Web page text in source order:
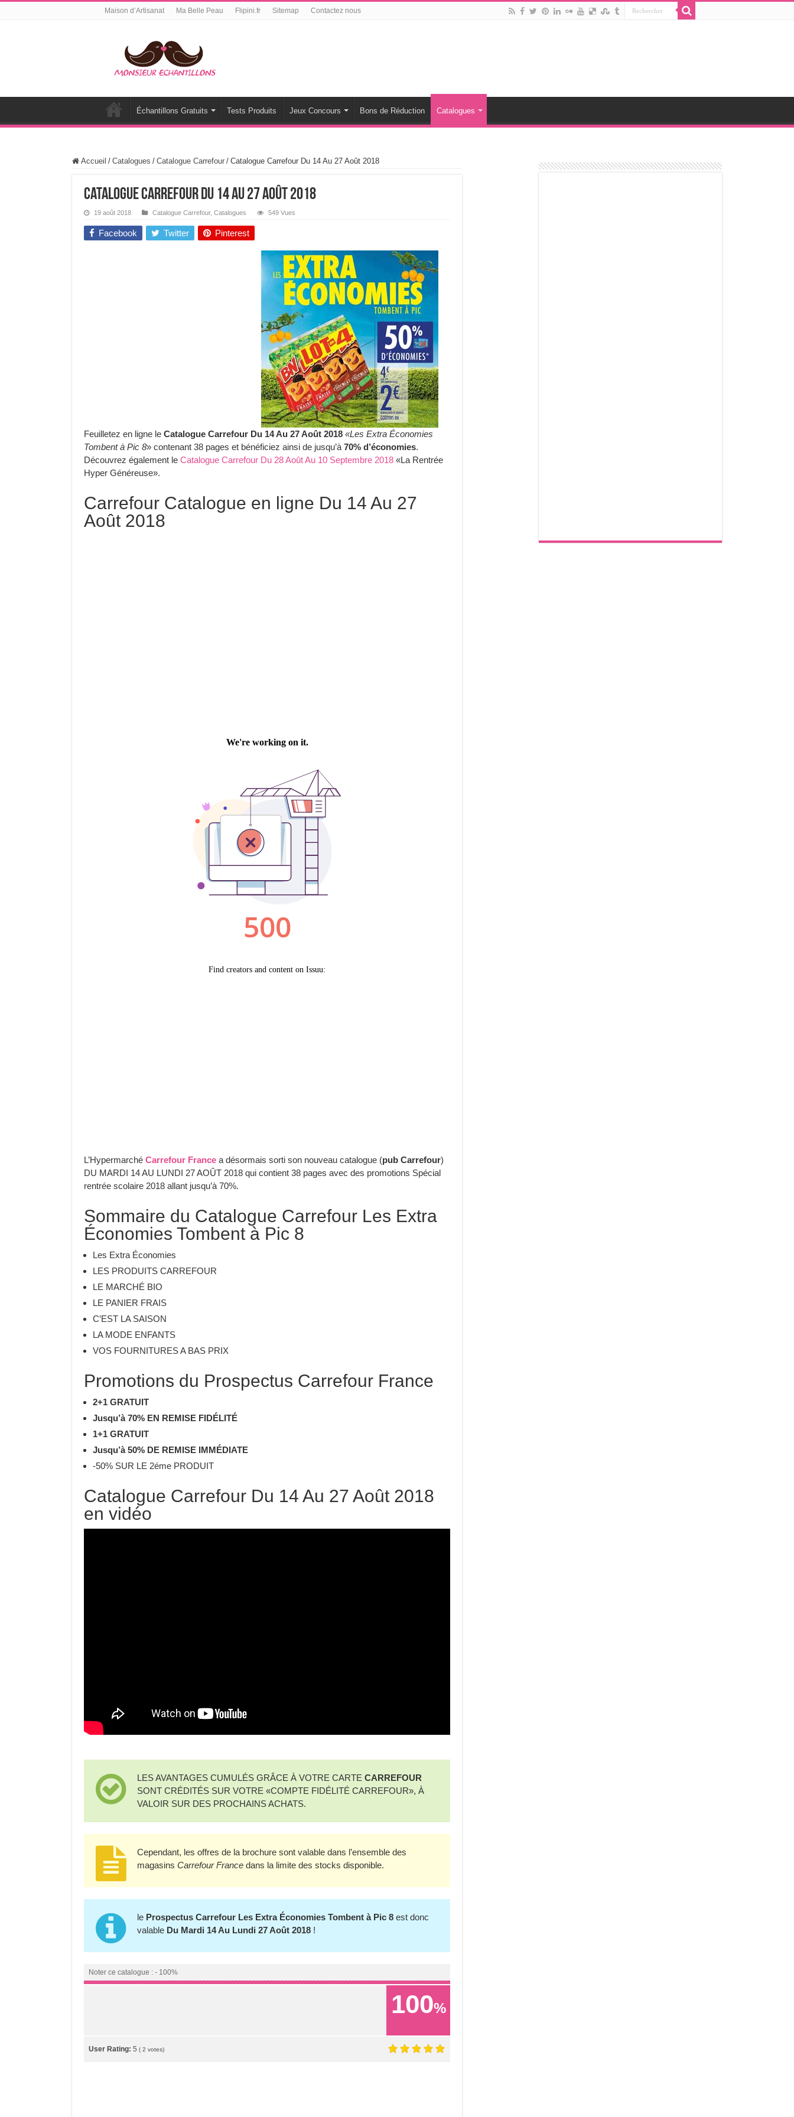
Maison d’Artisanat Ma Belle Peau Flipini.fr Sitemap Contactez nous
Échantillons Gratuits Tests Produits Jeux Concours Bons de Réduction Catalogues
Accueil / Catalogues / Catalogue Carrefour / Catalogue Carrefour Du 14 Au 27 Août 2018
Catalogue Carrefour Du 14 Au 27 Août 2018
19 août 2018 Catalogue Carrefour, Catalogues 549 Vues
Facebook Twitter Pinterest
Feuilletez en ligne le Catalogue Carrefour Du 14 Au 27 Août 2018 «Les Extra Économies
Tombent à Pic 8» contenant 38 pages et bénéficiez ainsi de jusqu’à 70% d’économies.
Découvrez également le Catalogue Carrefour Du 28 Août Au 10 Septembre 2018 «La Rentrée
Hyper Généreuse».
Carrefour Catalogue en ligne Du 14 Au 27
Août 2018
L’Hypermarché Carrefour France a désormais sorti son nouveau catalogue (pub Carrefour)
DU MARDI 14 AU LUNDI 27 AOÛT 2018 qui contient 38 pages avec des promotions Spécial
rentrée scolaire 2018 allant jusqu’à 70%.
Sommaire du Catalogue Carrefour Les Extra
Économies Tombent à Pic 8
Les Extra Économies
LES PRODUITS CARREFOUR
LE MARCHÉ BIO
LE PANIER FRAIS
C’EST LA SAISON
LA MODE ENFANTS
VOS FOURNITURES A BAS PRIX
Promotions du Prospectus Carrefour France
2+1 GRATUIT
Jusqu’à 70% EN REMISE FIDÉLITÉ
1+1 GRATUIT
Jusqu’à 50% DE REMISE IMMÉDIATE
-50% SUR LE 2éme PRODUIT
Catalogue Carrefour Du 14 Au 27 Août 2018
en vidéo
LES AVANTAGES CUMULÉS GRÂCE À VOTRE CARTE CARREFOUR
SONT CRÉDITÉS SUR VOTRE «COMPTE FIDÉLITÉ CARREFOUR», À
VALOIR SUR DES PROCHAINS ACHATS.
Cependant, les offres de la brochure sont valable dans l’ensemble des
magasins Carrefour France dans la limite des stocks disponible.
le Prospectus Carrefour Les Extra Économies Tombent à Pic 8 est donc
valable Du Mardi 14 Au Lundi 27 Août 2018 !
Noter ce catalogue : - 100%
100%
User Rating: 5 ( 2 votes)